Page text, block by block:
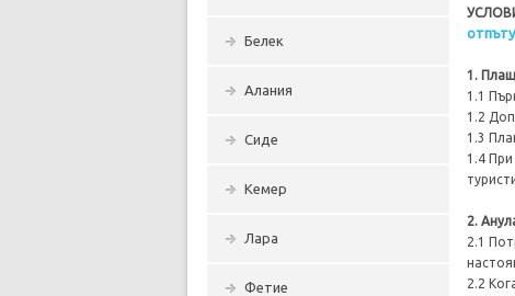
Белек
Алания
Сиде
Кемер
Лара
Фетие
1.
1.1
1.2
1.3
1.4
2.
2.1
2.2